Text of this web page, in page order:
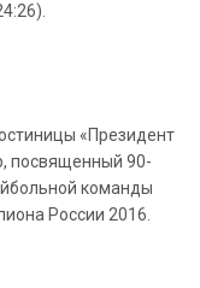
«Президент
посвященный 90-
команды
России 2016.